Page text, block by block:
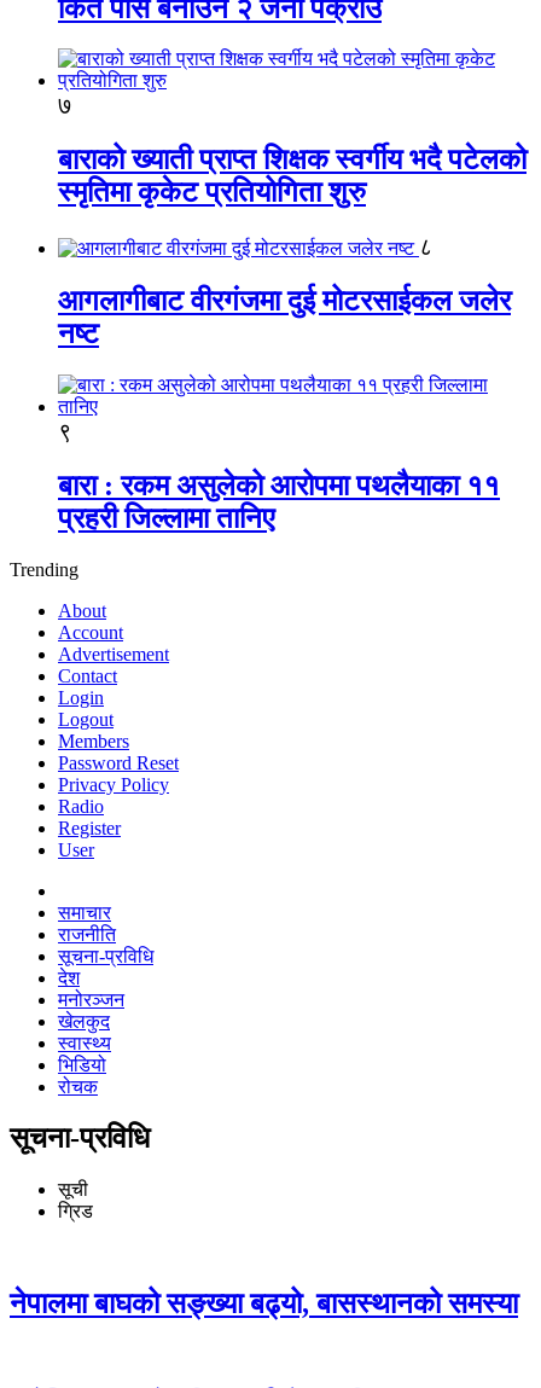
किर्ते पास बनाउने २ जना पक्राउ
७
बाराको ख्याती प्राप्त शिक्षक स्वर्गीय भदै पटेलको
स्मृतिमा कृकेट प्रतियोगिता शुरु
८
आगलागीबाट वीरगंजमा दुई मोटरसाईकल जलेर
नष्ट
९
बारा : रकम असुलेको आरोपमा पथलैयाका ११
प्रहरी जिल्लामा तानिए
Trending
About
Account
Advertisement
Contact
Login
Logout
Members
Password Reset
Privacy Policy
Radio
Register
User
समाचार
राजनीति
सूचना-प्रविधि
देश
मनोरञ्जन
खेलकुद
स्वास्थ्य
भिडियो
रोचक
सूचना-प्रविधि
सूची
ग्रिड
नेपालमा बाघको सङ्ख्या बढ्यो, बासस्थानको समस्या